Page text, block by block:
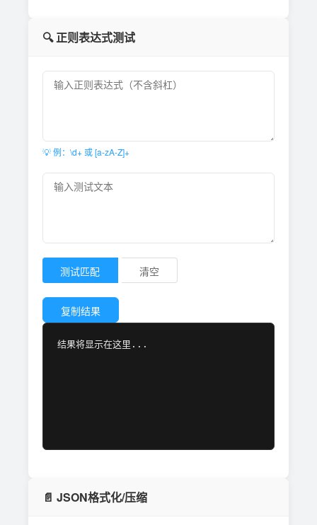
🔍 正则表达式测试
💡 例：\d+ 或 [a-zA-Z]+
测试匹配 清空
复制结果
结果将显示在这里...
📄 JSON格式化/压缩